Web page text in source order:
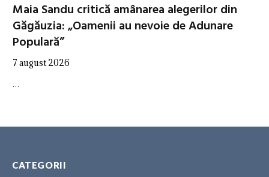
Maia Sandu critică amânarea alegerilor din
Găgăuzia: „Oamenii au nevoie de Adunare
Populară”
7 august 2026
…
CATEGORII